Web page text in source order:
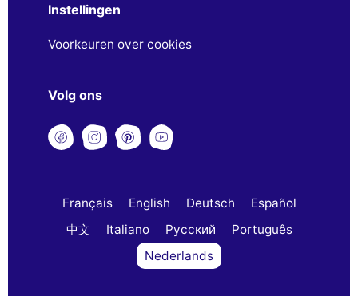
Instellingen
Voorkeuren over cookies
Volg ons
Français English Deutsch
Español
中文
Italiano Русский
Português
Nederlands